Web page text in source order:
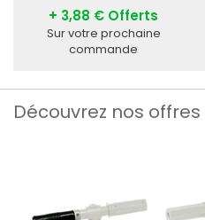
+ 3,88 € Offerts
Sur votre prochaine
commande
Découvrez nos